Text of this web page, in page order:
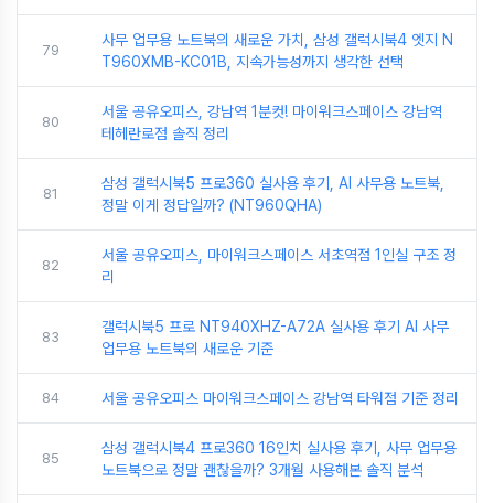
79
사무 업무용 노트북의 새로운 가치, 삼성 갤럭시북4 엣지 N
T960XMB-KC01B, 지속가능성까지 생각한 선택
80
서울 공유오피스, 강남역 1분컷! 마이워크스페이스 강남역
테헤란로점 솔직 정리
81
삼성 갤럭시북5 프로360 실사용 후기, AI 사무용 노트북,
정말 이게 정답일까? (NT960QHA)
82
서울 공유오피스, 마이워크스페이스 서초역점 1인실 구조 정
리
83
갤럭시북5 프로 NT940XHZ-A72A 실사용 후기 AI 사무
업무용 노트북의 새로운 기준
84 서울 공유오피스 마이워크스페이스 강남역 타워점 기준 정리
85
삼성 갤럭시북4 프로360 16인치 실사용 후기, 사무 업무용
노트북으로 정말 괜찮을까? 3개월 사용해본 솔직 분석